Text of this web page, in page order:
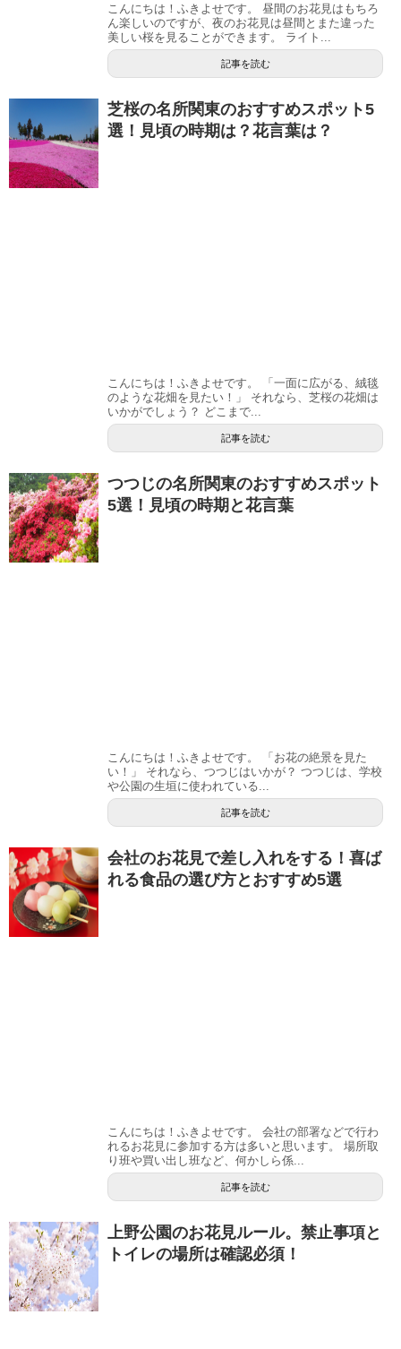
こんにちは！ふきよせです。 昼間のお花見はもちろ
ん楽しいのですが、夜のお花見は昼間とまた違った
美しい桜を見ることができます。 ライト...
記事を読む
芝桜の名所関東のおすすめスポット5
選！見頃の時期は？花言葉は？
こんにちは！ふきよせです。 「一面に広がる、絨毯
のような花畑を見たい！」 それなら、芝桜の花畑は
いかがでしょう？ どこまで...
記事を読む
つつじの名所関東のおすすめスポット
5選！見頃の時期と花言葉
こんにちは！ふきよせです。 「お花の絶景を見た
い！」 それなら、つつじはいかが？ つつじは、学校
や公園の生垣に使われている...
記事を読む
会社のお花見で差し入れをする！喜ば
れる食品の選び方とおすすめ5選
こんにちは！ふきよせです。 会社の部署などで行わ
れるお花見に参加する方は多いと思います。 場所取
り班や買い出し班など、何かしら係...
記事を読む
上野公園のお花見ルール。禁止事項と
トイレの場所は確認必須！